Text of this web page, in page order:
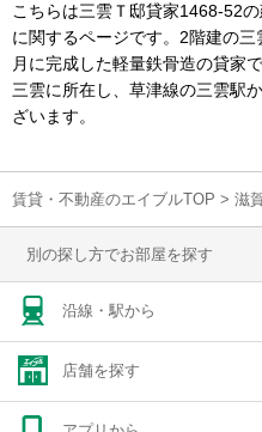
こちらは三雲Ｔ邸貸家1468-52
に関するページです。2階建の
月に完成した軽量鉄骨造の貸家
三雲に所在し、草津線の三雲駅
ざいます。
賃貸・不動産のエイブルTOP > 滋
別の探し方でお部屋を探す
沿線・駅から
店舗を探す